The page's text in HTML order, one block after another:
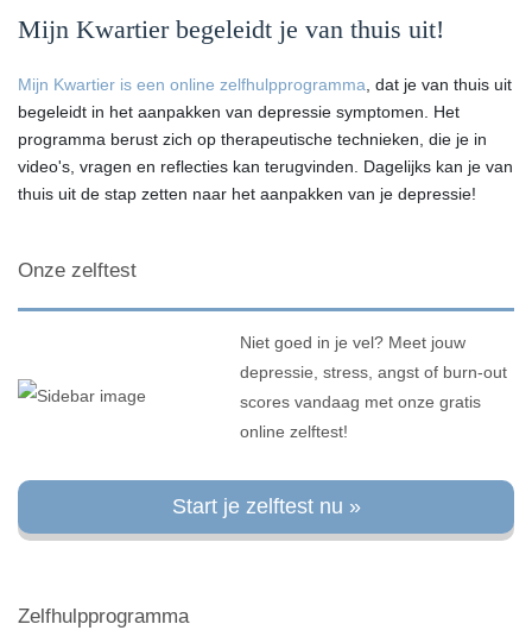
Mijn Kwartier begeleidt je van thuis uit!
Mijn Kwartier is een online zelfhulpprogramma, dat je van thuis uit
begeleidt in het aanpakken van depressie symptomen. Het
programma berust zich op therapeutische technieken, die je in
video's, vragen en reflecties kan terugvinden. Dagelijks kan je van
thuis uit de stap zetten naar het aanpakken van je depressie!
Onze zelftest
Niet goed in je vel? Meet jouw
depressie, stress, angst of burn-out
scores vandaag met onze gratis
online zelftest!
Start je zelftest nu »
Zelfhulpprogramma